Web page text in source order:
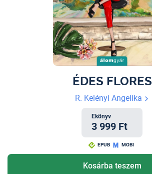
ÉDES FLORES
R. Kelényi Angelika
Ekönyv
3 999 Ft
EPUB MOBI
Kosárba teszem